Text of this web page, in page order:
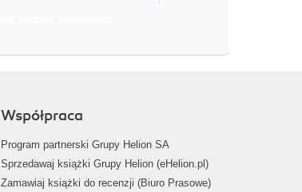
Współpraca
Program partnerski Grupy Helion SA
Sprzedawaj książki Grupy Helion (eHelion.pl)
Zamawiaj książki do recenzji (Biuro Prasowe)